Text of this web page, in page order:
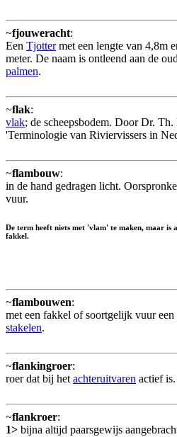
~fjouweracht:
Een Tjottermet een lengte van 4,8m
meter. De naam is ontleend aan de
palmen.
~flak:
vlak; de scheepsbodem. Door Dr.
'Terminologie van Riviervissers in
~flambouw:
in de hand gedragen licht.
vuur.
De term heeft niets met 'vlam' te maken, maar is
fakkel.
~flambouwen:
met een fakkel of soortgelijk vuur
stakelen.
~flankingroer:
roer dat bij het achteruitvaren actief
~flankroer:
1> bijna altijd paarsgewijs